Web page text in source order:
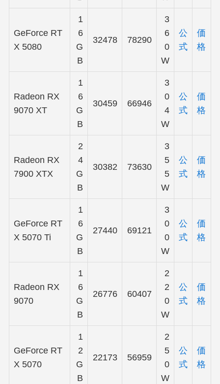
GeForce RT
X 5080
1
6
G
B
32478 78290
3
6
0
W
公
式
価
格
Radeon RX
9070 XT
1
6
G
B
30459 66946
3
0
4
W
公
式
価
格
Radeon RX
7900 XTX
2
4
G
B
30382 73630
3
5
5
W
公
式
価
格
GeForce RT
X 5070 Ti
1
6
G
B
27440 69121
3
0
0
W
公
式
価
格
Radeon RX
9070
1
6
G
B
26776 60407
2
2
0
W
公
式
価
格
GeForce RT
X 5070
1
2
G
B
22173 56959
2
5
0
W
公
式
価
格